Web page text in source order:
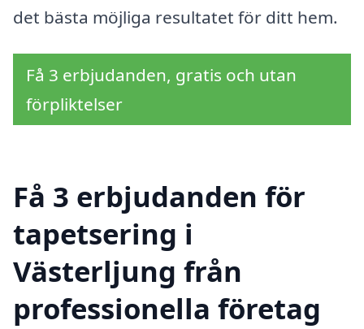
det bästa möjliga resultatet för ditt hem.
Få 3 erbjudanden, gratis och utan
förpliktelser
Få 3 erbjudanden för
tapetsering i
Västerljung från
professionella företag